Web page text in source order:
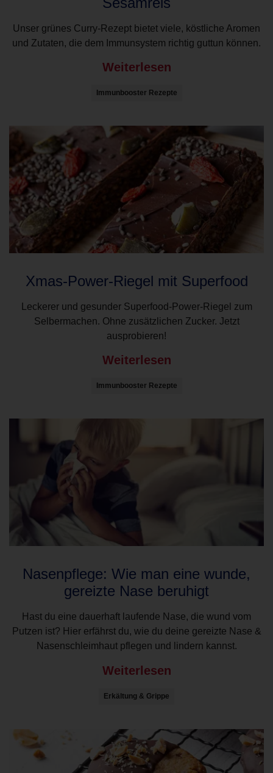
Unser grünes Curry-Rezept bietet viele, köstliche Aromen
und Zutaten, die dem Immunsystem richtig guttun können.
Weiterlesen
Immunbooster Rezepte
Xmas-Power-Riegel mit Superfood
Leckerer und gesunder Superfood-Power-Riegel zum
Selbermachen. Ohne zusätzlichen Zucker. Jetzt
ausprobieren!
Weiterlesen
Immunbooster Rezepte
Nasenpflege: Wie man eine wunde,
gereizte Nase beruhigt
Hast du eine dauerhaft laufende Nase, die wund vom
Putzen ist? Hier erfährst du, wie du deine gereizte Nase &
Nasenschleimhaut pflegen und lindern kannst.
Weiterlesen
Erkältung & Grippe